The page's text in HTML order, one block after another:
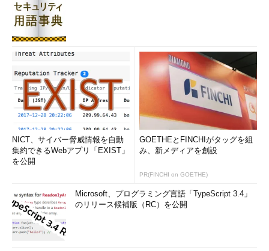
NICT、サイバー脅威情報を自動
集約できるWebアプリ「EXIST」
を公開
GOETHEとFINCHIがタッグを組
み、新メディアを創設
PR(FINCHI on GOETHE)
Microsoft、プログラミング言語「TypeScript 3.4」
のリリース候補版（RC）を公開